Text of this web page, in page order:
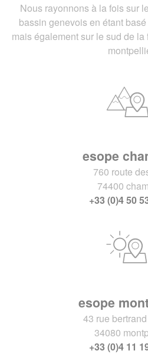
Nous rayonnons à la fois sur
bassin genevois en étant
mais également sur le sud de
esope
760 route
74400
+33 (0)4 50
esope
43 rue
34080
+33 (0)4 11